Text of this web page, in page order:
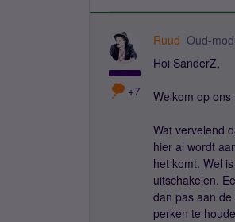
+7
Ruud Oud-
Hoi SanderZ,
Welkom op ons
Wat vervelend
hier al wordt
het komt. Wel
uitschakelen.
dan pas aan
perken te